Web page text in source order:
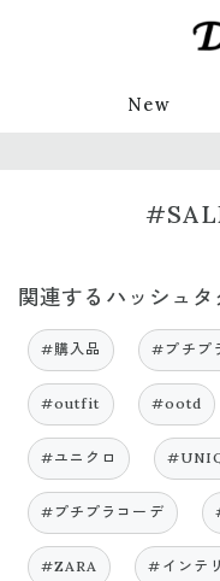
New
関連するハッシュタ
#購入品 #プチプ
#outfit #ootd
#ユニクロ
#プチプラコーデ
#ZARA #インテ